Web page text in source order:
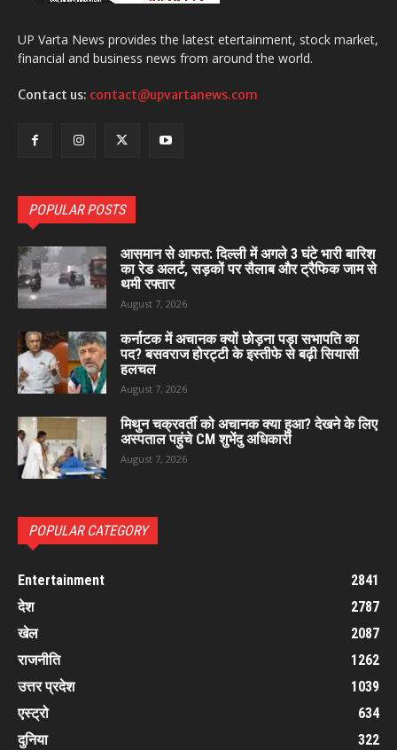
UP Varta News provides the latest etertainment, stock market,
financial and business news from around the world.
Contact us: contact@upvartanews.com
POPULAR POSTS
आसमान से आफत: दिल्ली में अगले 3 घंटे भारी बारिश
का रेड अलर्ट, सड़कों पर सैलाब और ट्रैफिक जाम से
थमी रफ्तार
August 7, 2026
कर्नाटक में अचानक क्यों छोड़ना पड़ा सभापति का
पद? बसवराज होरट्टी के इस्तीफे से बढ़ी सियासी
हलचल
August 7, 2026
मिथुन चक्रवर्ती को अचानक क्या हुआ? देखने के लिए
अस्पताल पहुंचे CM शुभेंदु अधिकारी
August 7, 2026
POPULAR CATEGORY
Entertainment
2841
देश
2787
खेल
2087
राजनीति
1262
उत्तर प्रदेश
1039
एस्ट्रो
634
दुनिया
322